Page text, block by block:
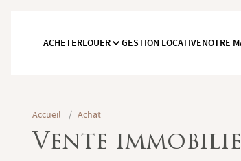
ACHETERLOUER GESTION LOCATIVENOTRE
Accueil / Achat
Vente